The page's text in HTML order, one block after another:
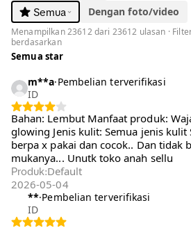
Semua
Dengan foto/video
Menampilkan 23612 dari 23612 ulasan ·
berdasarkan
Semua star
m**a·Pembelian terverifikasi
ID
Bahan: Lembut Manfaat produk:
glowing Jenis kulit: Semua jenis kulit
berpa x pakai dan cocok.. Dan tidak
mukanya... Unutk toko anah sellu
Produk:Default
2026-05-04
**·Pembelian terverifikasi
ID